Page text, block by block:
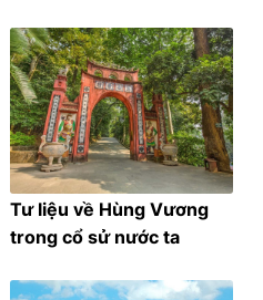
Tư liệu về Hùng Vương
trong cổ sử nước ta